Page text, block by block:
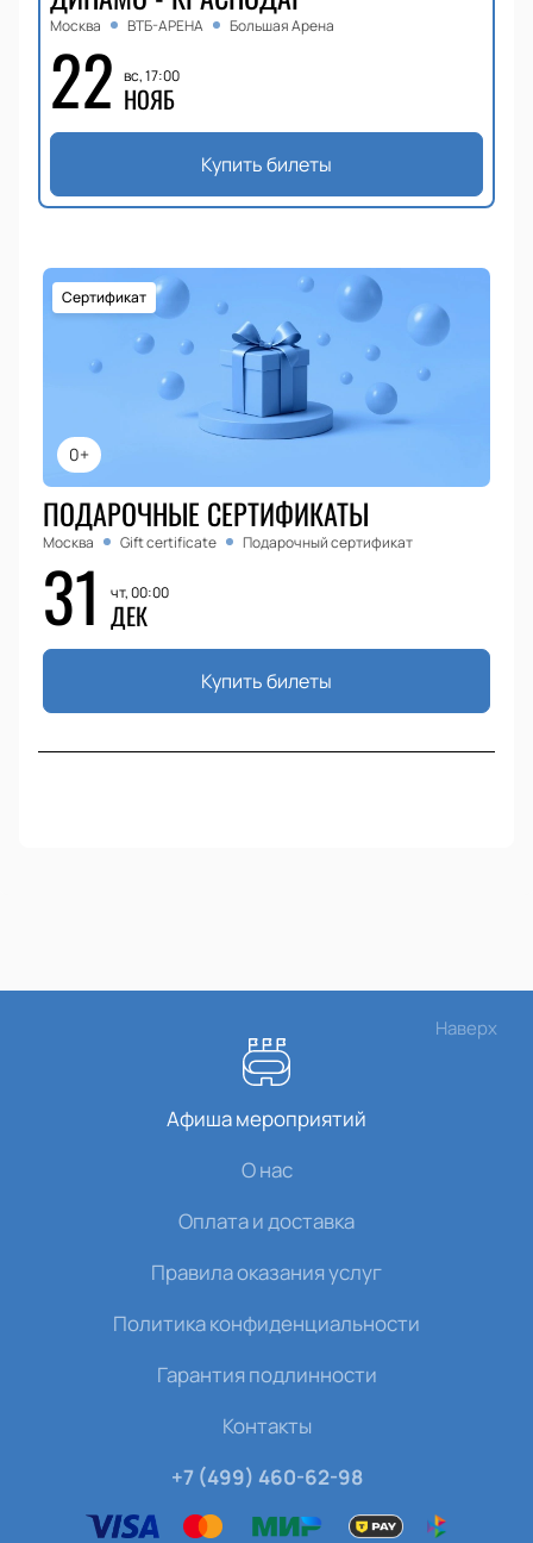
Москва ВТБ-АРЕНА Большая Арена
22 вс, 17:00
НОЯБ
Купить билеты
0+
Сертификат
ПОДАРОЧНЫЕ СЕРТИФИКАТЫ
Москва Gift certificate Подарочный сертификат
31 чт, 00:00
ДЕК
Купить билеты
Наверх
Афиша мероприятий
О нас
Оплата и доставка
Правила оказания услуг
Политика конфиденциальности
Гарантия подлинности
Контакты
+7 (499) 460-62-98